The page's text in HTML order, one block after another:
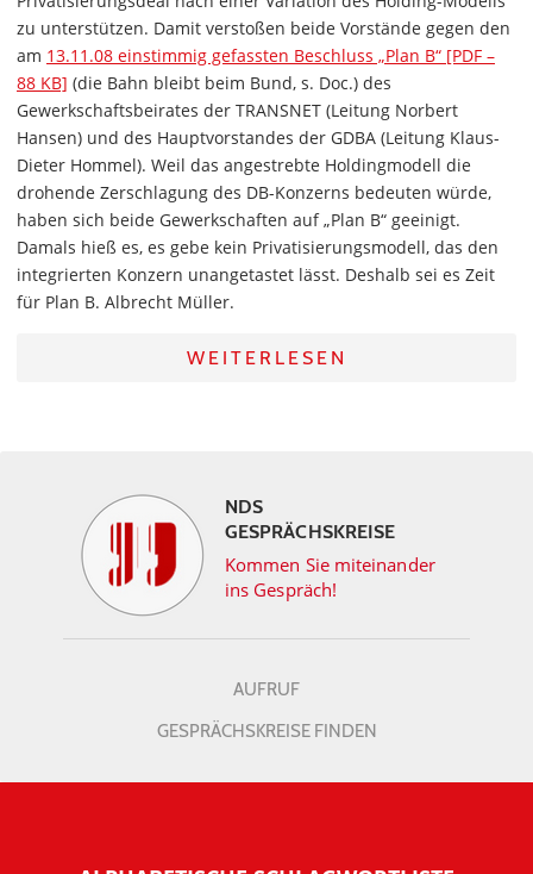
zu unterstützen. Damit verstoßen beide Vorstände gegen den
am 13.11.08 einstimmig gefassten Beschluss „Plan B“ [PDF –
88 KB] (die Bahn bleibt beim Bund, s. Doc.) des
Gewerkschafts­beirates der TRANSNET (Leitung Norbert
Hansen) und des Hauptvorstandes der GDBA (Leitung Klaus-
Dieter Hommel). Weil das angestrebte Holdingmodell die
drohende Zerschlagung des DB-Konzerns bedeuten würde,
haben sich beide Gewerkschaften auf „Plan B“ geeinigt.
Damals hieß es, es gebe kein Privatisierungsmodell, das den
integrierten Konzern unangetastet lässt. Deshalb sei es Zeit
für Plan B. Albrecht Müller.
WEITERLESEN
NDS
GESPRÄCHSKREISE
Kommen Sie miteinander
ins Gespräch!
AUFRUF
GESPRÄCHSKREISE FINDEN